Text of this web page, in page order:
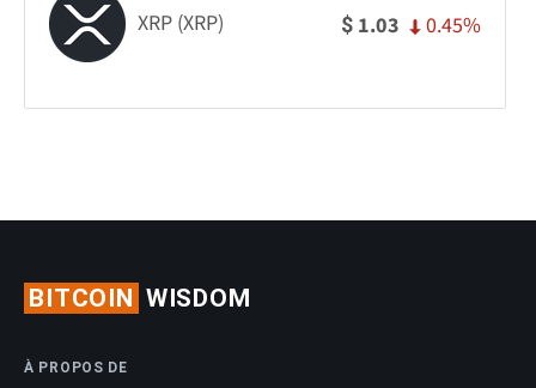
XRP (XRP) $ 1.03 0.45%
BITCOIN WISDOM
À PROPOS DE